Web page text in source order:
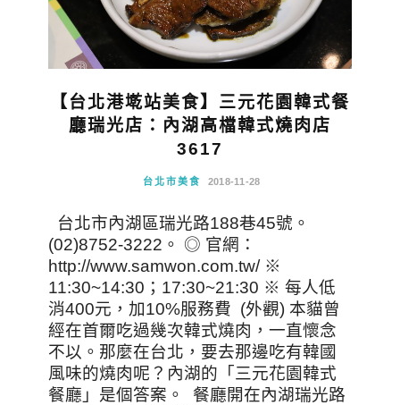
【台北港墘站美食】三元花園韓式餐
廳瑞光店：內湖高檔韓式燒肉店
3617
台北市美食 2018-11-28
台北市內湖區瑞光路188巷45號。
(02)8752-3222。 ◎ 官網：
http://www.samwon.com.tw/ ※
11:30~14:30；17:30~21:30 ※ 每人低
消400元，加10%服務費 (外觀) 本貓曾
經在首爾吃過幾次韓式燒肉，一直懷念
不以。那麼在台北，要去那邊吃有韓國
風味的燒肉呢？內湖的「三元花園韓式
餐廳」是個答案。 餐廳開在內湖瑞光路